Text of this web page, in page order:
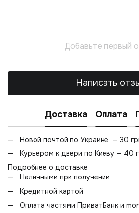
Добавьте первый
Написать
Доставка Оплата
Новой почтой по Украине — 30
Курьером к двери по Киеву — 40
Подробнее о доставке
Наличными при получении
Кредитной картой
Оплата частями ПриватБанк и